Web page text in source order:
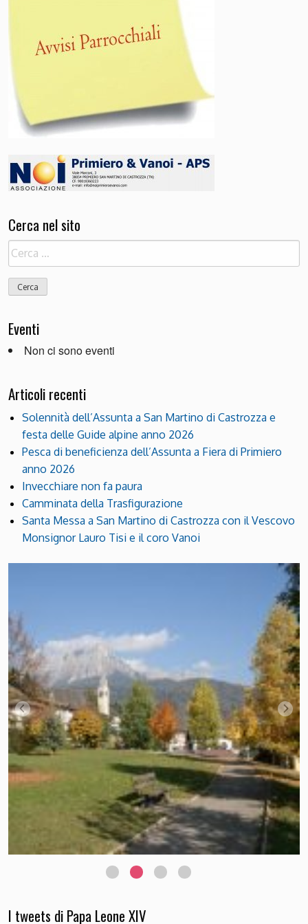
Cerca nel sito
Ricerca
per:
Eventi
Non ci sono eventi
Articoli recenti
Solennità dell’Assunta a San Martino di Castrozza e
festa delle Guide alpine anno 2026
Pesca di beneficienza dell’Assunta a Fiera di Primiero
anno 2026
Invecchiare non fa paura
Camminata della Trasfigurazione
Santa Messa a San Martino di Castrozza con il Vescovo
Monsignor Lauro Tisi e il coro Vanoi
I tweets di Papa Leone XIV